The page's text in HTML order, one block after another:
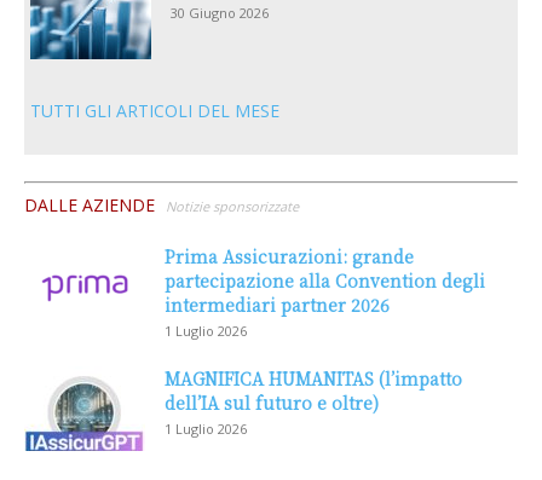
30 Giugno 2026
TUTTI GLI ARTICOLI DEL MESE
DALLE AZIENDE Notizie sponsorizzate
Prima Assicurazioni: grande
partecipazione alla Convention degli
intermediari partner 2026
1 Luglio 2026
MAGNIFICA HUMANITAS (l’impatto
dell’IA sul futuro e oltre)
1 Luglio 2026